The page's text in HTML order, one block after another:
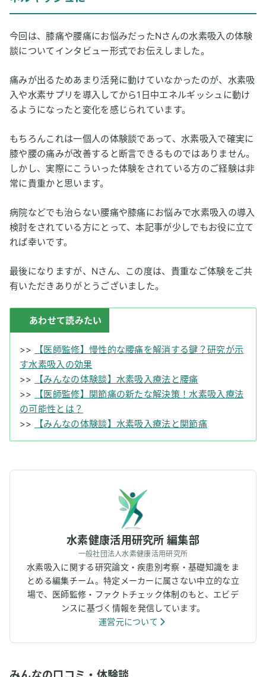
今回は、膝痛や腰痛にお悩みだったNさんの水素吸入の体験
談についてインタビュー形式でお伝えしました。
痛みが出るためあまり活発に動けていなかったのが、水素吸
入や水素サプリを導入してから1日中エネルギッシュに動け
るようになったと変化を感じられています。
もちろんこれは一個人の体験談であって、水素吸入で確実に
膝や腰の痛みが改善すると断言できるものではありません。
しかし、実際にこういった体験をされている方のご経験は非
常に貴重かと思います。
病院などでも治らない腰痛や膝痛にお悩みで水素吸入の導入
検討をされている方にとって、本記事が少しでもお役に立て
れば幸いです。
最後になりますが、Nさん、この度は、貴重なご体験をご共
有いただきありがとうございました。
あわせて読みたい
>>
【医師監修】慢性的な腰痛を解消する鍵？研究が示
す水素吸入の効果
>>
【みんなの体験談】水素吸入療法と腰痛
>>
【医師監修】関節痛の新たな解決策！水素吸入療法
の可能性とは？
>>
【みんなの体験談】水素吸入療法と関節痛
水素健康活用研究所 編集部
一般社団法人水素健康活用研究所
水素吸入に関する研究論文・疾患別考察・基礎知識をま
とめる編集チーム。特定メーカーに属さない中立的な立
場で、医師監修・ファクトチェック体制のもと、エビデ
ンスに基づく情報を発信しています。
運営元について